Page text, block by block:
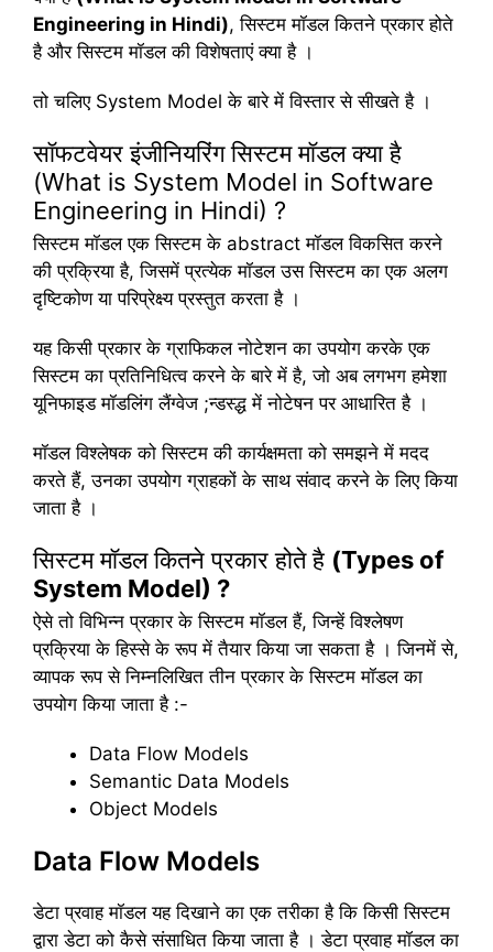
Engineering in Hindi), सिस्टम मॉडल कितने प्रकार होते
है और सिस्टम मॉडल की विशेषताएं क्या है ।
तो चलिए System Model के बारे में विस्तार से सीखते है ।
सॉफटवेयर इंजीनियरिंग सिस्टम मॉडल क्या है
(What is System Model in Software
Engineering in Hindi) ?
सिस्टम मॉडल एक सिस्टम के abstract मॉडल विकसित करने
की प्रक्रिया है, जिसमें प्रत्येक मॉडल उस सिस्टम का एक अलग
दृष्टिकोण या परिप्रेक्ष्य प्रस्तुत करता है ।
यह किसी प्रकार के ग्राफिकल नोटेशन का उपयोग करके एक
सिस्टम का प्रतिनिधित्व करने के बारे में है, जो अब लगभग हमेशा
यूनिफाइड मॉडलिंग लैंग्वेज ;न्डस्द्ध में नोटेषन पर आधारित है ।
मॉडल विश्लेषक को सिस्टम की कार्यक्षमता को समझने में मदद
करते हैं, उनका उपयोग ग्राहकों के साथ संवाद करने के लिए किया
जाता है ।
सिस्टम मॉडल कितने प्रकार होते है (Types of
System Model) ?
ऐसे तो विभिन्न प्रकार के सिस्टम मॉडल हैं, जिन्हें विश्लेषण
प्रक्रिया के हिस्से के रूप में तैयार किया जा सकता है । जिनमें से,
व्यापक रूप से निम्नलिखित तीन प्रकार के सिस्टम मॉडल का
उपयोग किया जाता है :-
Data Flow Models
Semantic Data Models
Object Models
Data Flow Models
डेटा प्रवाह मॉडल यह दिखाने का एक तरीका है कि किसी सिस्टम
द्वारा डेटा को कैसे संसाधित किया जाता है । डेटा प्रवाह मॉडल का